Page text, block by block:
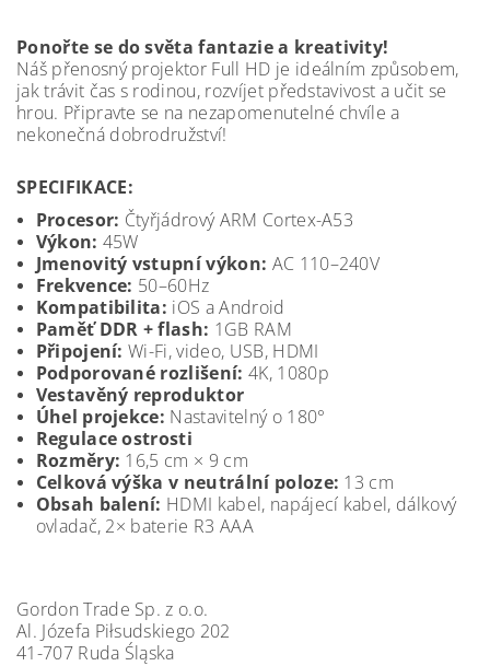
Ponořte se do světa fantazie a kreativity!
Náš přenosný projektor Full HD je ideálním způsobem,
jak trávit čas s rodinou, rozvíjet představivost a učit se
hrou. Připravte se na nezapomenutelné chvíle a
nekonečná dobrodružství!
SPECIFIKACE:
Procesor: Čtyřjádrový ARM Cortex-A53
Výkon: 45W
Jmenovitý vstupní výkon: AC 110–240V
Frekvence: 50–60Hz
Kompatibilita: iOS a Android
Paměť DDR + flash: 1GB RAM
Připojení: Wi-Fi, video, USB, HDMI
Podporované rozlišení: 4K, 1080p
Vestavěný reproduktor
Úhel projekce: Nastavitelný o 180°
Regulace ostrosti
Rozměry: 16,5 cm × 9 cm
Celková výška v neutrální poloze: 13 cm
Obsah balení: HDMI kabel, napájecí kabel, dálkový
ovladač, 2× baterie R3 AAA
Gordon Trade Sp. z o.o.
Al. Józefa Piłsudskiego 202
41-707 Ruda Śląska